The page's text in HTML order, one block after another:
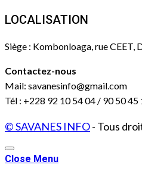
LOCALISATION
Siège : Kombonloaga, rue CEET,
Contactez-nous
Mail: savanesinfo@gmail.com
Tél : +228 92 10 54 04 / 90 50 45
© SAVANES INFO- Tous
Close Menu